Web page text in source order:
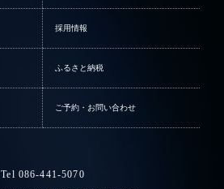
採用情報
ふるさと納税
ご予約・お問い合わせ
Tel 086-441-5070